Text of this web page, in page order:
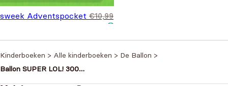
Adventspocket €10,99
Kinderboeken > Alle kinderboeken > De Ballon >
Ballon SUPER LOL! 300